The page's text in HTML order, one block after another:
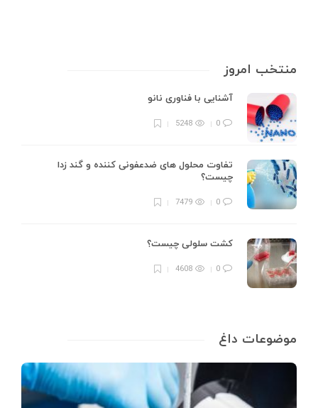
منتخب امروز
آشنایی با فناوری نانو
0
5248
تفاوت محلول های ضدعفونی کننده و گند زدا
چیست؟
0
7479
کشت سلولی چیست؟
0
4608
موضوعات داغ